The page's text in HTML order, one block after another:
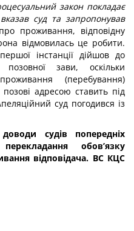
закон покладає
суд та запропонував
проживання, відповідну
відмовилась це робити.
інстанції дійшов до
зави, оскільки
(перебування)
адресою ставить під
суд погодився із
судів попередніх
обов’язку
відповідача. ВС КЦС